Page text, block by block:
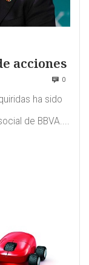
de acciones
0
ha sido
de BBVA....